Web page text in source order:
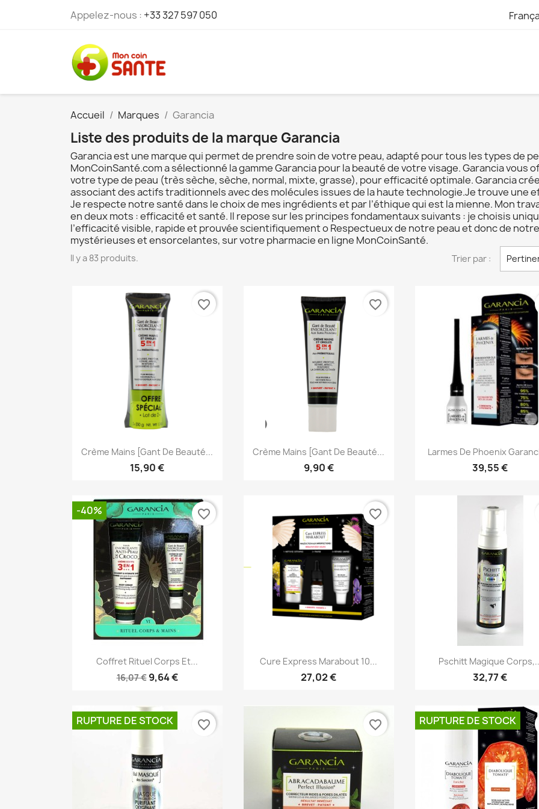
Appelez-nous : +33 327 597 050
Accueil Marques Garancia
Liste des produits de la marque Garancia
Garancia est une marque qui permet de prendre soin de votre peau, adapté pour tous les types de
MonCoinSanté.com a sélectionné la gamme Garancia pour la beauté de votre visage. Garancia
votre type de peau (très sèche, sèche, normal, mixte, grasse), pour efficacité optimale. Garancia
associant des actifs traditionnels avec des molécules issues de la haute technologie.Je trouve une
Je respecte notre santé dans le choix de mes ingrédients et par l’éthique qui est la mienne. Mon
en deux mots : efficacité et santé. Il repose sur les principes fondamentaux suivants : je choisis
l’efficacité visible, rapide et prouvée scientifiquement o Respectueux de notre peau et donc de
mystérieuses et ensorcelantes, sur votre pharmacie en ligne MonCoinSanté.
Il y a 83 produits. Trier par :
Aperçu rapide
Crème Mains [Gant De Beauté...
15,90 €
favorite_border
Aperçu rapide
Crème Mains [Gant De Beauté...
9,90 €
favorite_border
Aperçu rapide
Larmes De Phoenix
39,55 €
Aperçu rapide
Coffret Rituel Corps Et...
16,07 € 9,64 €
-40% favorite_border
Aperçu rapide
Cure Express Marabout 10...
27,02 €
favorite_border
Aperçu rapide
Pschitt Magique
32,77 €
RUPTURE DE STOCK favorite_border favorite_border RUPTURE DE STOCK